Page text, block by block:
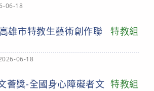
06-18
特教組
雄市特教生藝術創作聯
06-18
特教組
薈獎-全國身心障礙者文